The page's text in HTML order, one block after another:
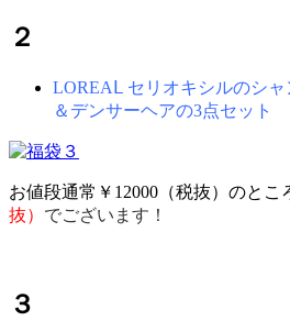
２
LOREAⅬ セリオキシルのシ
＆デンサーヘアの3点セット
お値段通常￥12000（税抜）のとこ
抜） でございます！
３